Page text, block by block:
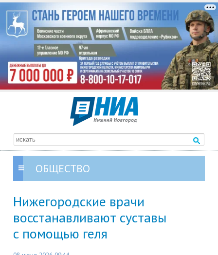
ОБЩЕСТВО
Нижегородские врачи
восстанавливают суставы
с помощью геля